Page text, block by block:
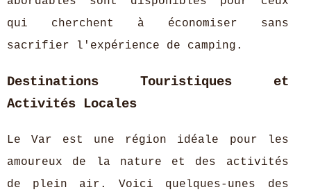
qui cherchent à économiser sans
sacrifier l'expérience de camping.
Destinations Touristiques et
Activités Locales
Le Var est une région idéale pour les
amoureux de la nature et des activités
de plein air. Voici quelques-unes des